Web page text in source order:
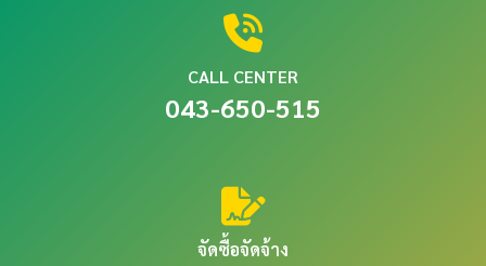
CALL CENTER
043-650-515
จัดซื้อจัดจ้าง